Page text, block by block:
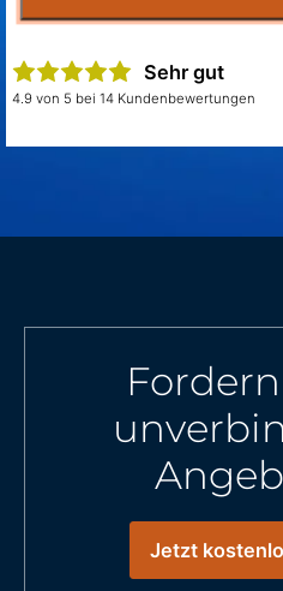
Sehr gut
4.9 von 5 bei 14 Kundenbewertungen
Jetzt